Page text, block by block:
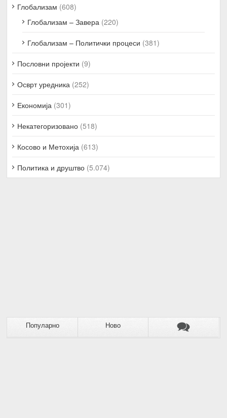
Глобализам (608)
Глобализам – Завера (220)
Глобализам – Политички процеси (381)
Пословни пројекти (9)
Осврт уредника (252)
Економија (301)
Некатегоризовано (518)
Косово и Метохија (613)
Политика и друштво (5.074)
Популарно Ново